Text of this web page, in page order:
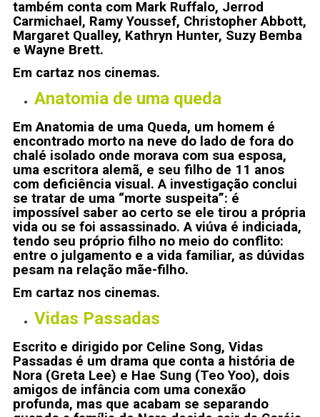
também conta com Mark Ruffalo, Jerrod
Carmichael, Ramy Youssef, Christopher Abbott,
Margaret Qualley, Kathryn Hunter, Suzy Bemba
e Wayne Brett.
Em cartaz nos cinemas.
Anatomia de uma queda
Em Anatomia de uma Queda, um homem é
encontrado morto na neve do lado de fora do
chalé isolado onde morava com sua esposa,
uma escritora alemã, e seu filho de 11 anos
com deficiência visual. A investigação conclui
se tratar de uma “morte suspeita”: é
impossível saber ao certo se ele tirou a própria
vida ou se foi assassinado. A viúva é indiciada,
tendo seu próprio filho no meio do conflito:
entre o julgamento e a vida familiar, as dúvidas
pesam na relação mãe-filho.
Em cartaz nos cinemas.
Vidas Passadas
Escrito e dirigido por Celine Song, Vidas
Passadas é um drama que conta a história de
Nora (Greta Lee) e Hae Sung (Teo Yoo), dois
amigos de infância com uma conexão
profunda, mas que acabam se separando